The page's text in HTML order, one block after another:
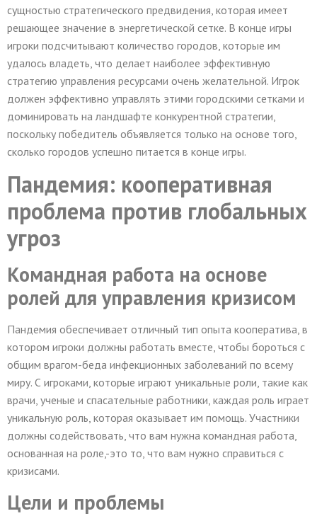
сущностью стратегического предвидения, которая имеет
решающее значение в энергетической сетке. В конце игры
игроки подсчитывают количество городов, которые им
удалось владеть, что делает наиболее эффективную
стратегию управления ресурсами очень желательной. Игрок
должен эффективно управлять этими городскими сетками и
доминировать на ландшафте конкурентной стратегии,
поскольку победитель объявляется только на основе того,
сколько городов успешно питается в конце игры.
Пандемия: кооперативная
проблема против глобальных
угроз
Командная работа на основе
ролей для управления кризисом
Пандемия обеспечивает отличный тип опыта кооператива, в
котором игроки должны работать вместе, чтобы бороться с
общим врагом-беда инфекционных заболеваний по всему
миру. С игроками, которые играют уникальные роли, такие как
врачи, ученые и спасательные работники, каждая роль играет
уникальную роль, которая оказывает им помощь. Участники
должны содействовать, что вам нужна командная работа,
основанная на роле,-это то, что вам нужно справиться с
кризисами.
Цели и проблемы